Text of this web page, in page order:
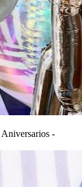
Aniversarios -